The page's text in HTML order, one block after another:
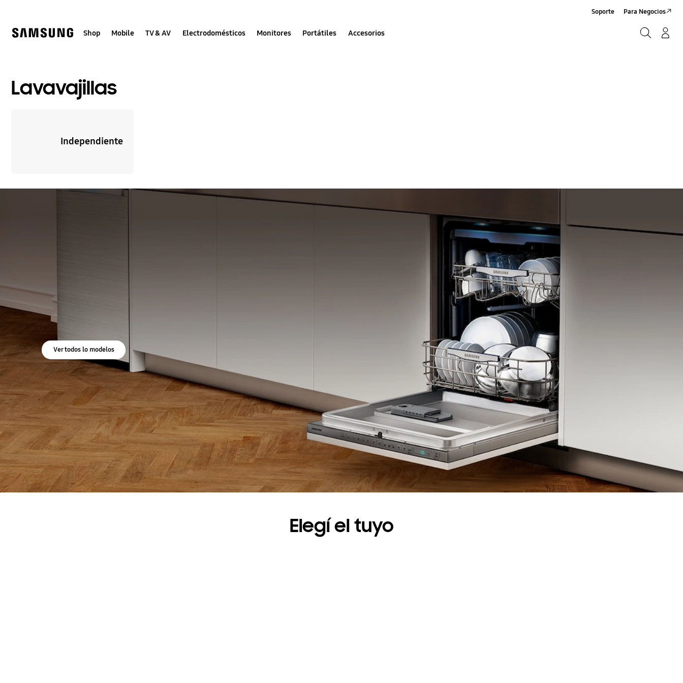
Shop Mobile TV & AV Electrodomésticos Monitores Portátiles Accesorios
Soporte Para Negocios
Lavavajillas
Independiente
Ver todos lo modelos
Elegí el tuyo